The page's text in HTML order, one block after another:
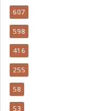
607
598
416
255
58